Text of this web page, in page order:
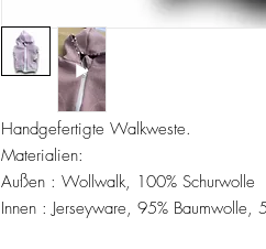
Handgefertigte Walkweste.
Materialien:
Außen : Wollwalk, 100% Schurwolle
Innen : Jerseyware, 95% Baumwolle,